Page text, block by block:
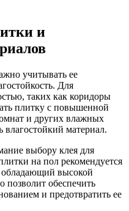
и
учитывать ее
Для
таких как коридоры
плитку с повышенной
и других влажных
материал.
выбору клея для
на пол рекомендуется
обладающий высокой
позволит обеспечить
и предотвратить ее